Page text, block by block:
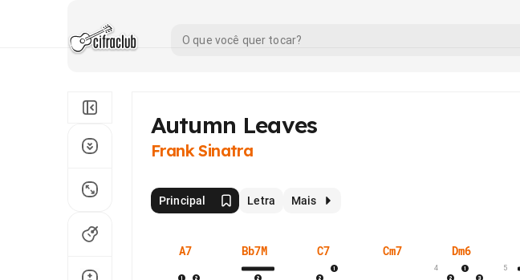
Autumn Leaves
Frank Sinatra
Principal Letra Mais
A7 Bb7M C7 Cm7 Dm6
4 5